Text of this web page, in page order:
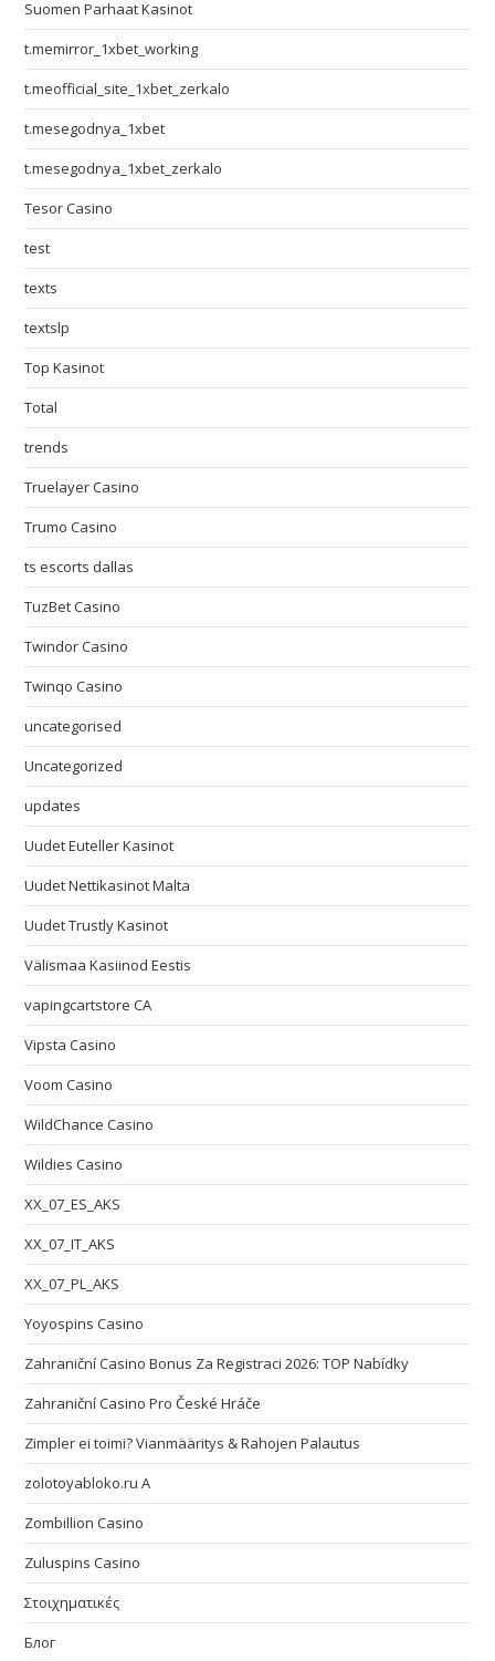
Suomen Parhaat Kasinot
t.memirror_1xbet_working
t.meofficial_site_1xbet_zerkalo
t.mesegodnya_1xbet
t.mesegodnya_1xbet_zerkalo
Tesor Casino
test
texts
textslp
Top Kasinot
Total
trends
Truelayer Casino
Trumo Casino
ts escorts dallas
TuzBet Casino
Twindor Casino
Twinqo Casino
uncategorised
Uncategorized
updates
Uudet Euteller Kasinot
Uudet Nettikasinot Malta
Uudet Trustly Kasinot
Välismaa Kasiinod Eestis
vapingcartstore CA
Vipsta Casino
Voom Casino
WildChance Casino
Wildies Casino
XX_07_ES_AKS
XX_07_IT_AKS
XX_07_PL_AKS
Yoyospins Casino
Zahraniční Casino Bonus Za Registraci 2026: TOP Nabídky
Zahraniční Casino Pro České Hráče
Zimpler ei toimi? Vianmääritys & Rahojen Palautus
zolotoyabloko.ru A
Zombillion Casino
Zuluspins Casino
Στοιχηματικές
Блог